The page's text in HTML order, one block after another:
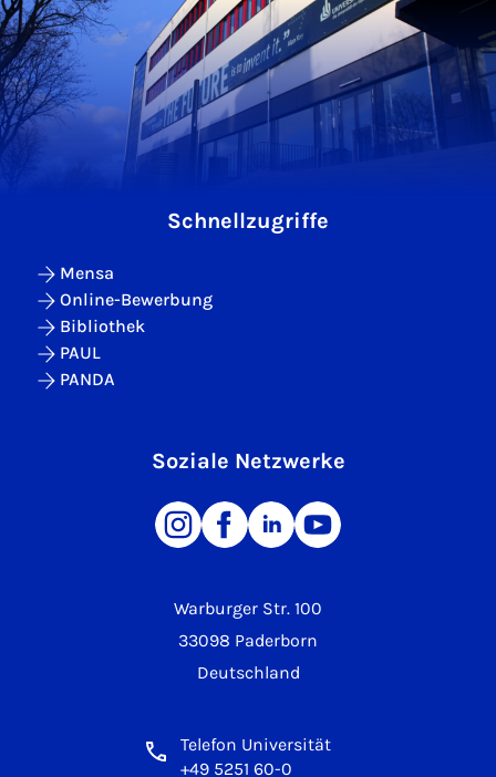
Warburger Str. 100
33098 Paderborn
Deutschland
Telefon Universität
+49 5251 60-0
Schnellzugriffe
Mensa
Online-Bewerbung
Bibliothek
PAUL
PANDA
Soziale Netzwerke